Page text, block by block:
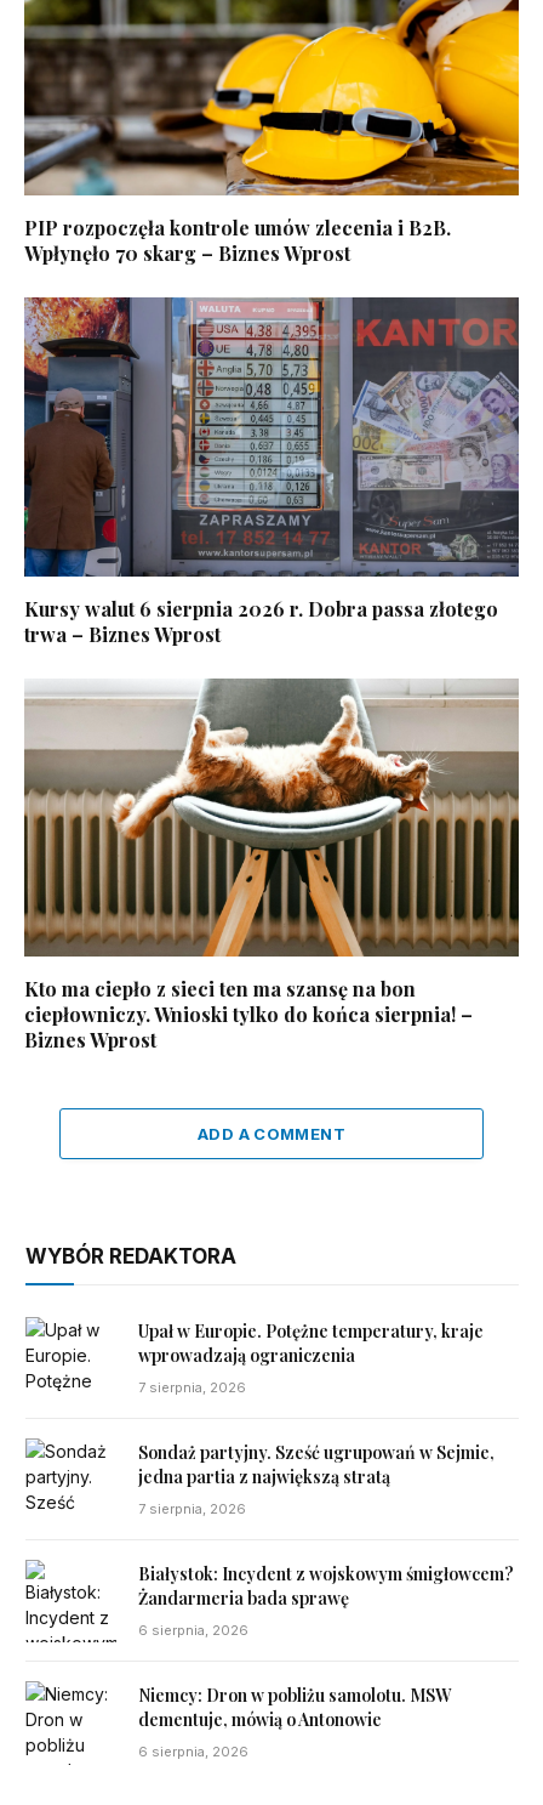
PIP rozpoczęła kontrole umów zlecenia i B2B.
Wpłynęło 70 skarg – Biznes Wprost
Kursy walut 6 sierpnia 2026 r. Dobra passa złotego
trwa – Biznes Wprost
Kto ma ciepło z sieci ten ma szansę na bon
ciepłowniczy. Wnioski tylko do końca sierpnia! –
Biznes Wprost
ADD A COMMENT
WYBÓR REDAKTORA
Upał w Europie. Potężne temperatury, kraje
wprowadzają ograniczenia
7 sierpnia, 2026
Sondaż partyjny. Sześć ugrupowań w Sejmie,
jedna partia z największą stratą
7 sierpnia, 2026
Białystok: Incydent z wojskowym śmigłowcem?
Żandarmeria bada sprawę
6 sierpnia, 2026
Niemcy: Dron w pobliżu samolotu. MSW
dementuje, mówią o Antonowie
6 sierpnia, 2026